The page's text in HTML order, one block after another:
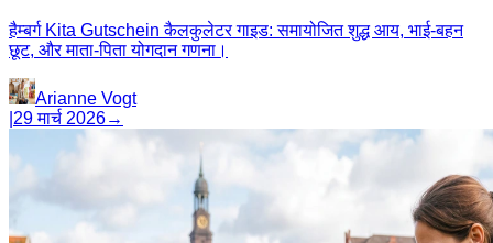
हैम्बर्ग Kita Gutschein कैलकुलेटर गाइड: समायोजित शुद्ध आय, भाई-बहन
छूट, और माता-पिता योगदान गणना।
Arianne Vogt
29 मार्च 2026→